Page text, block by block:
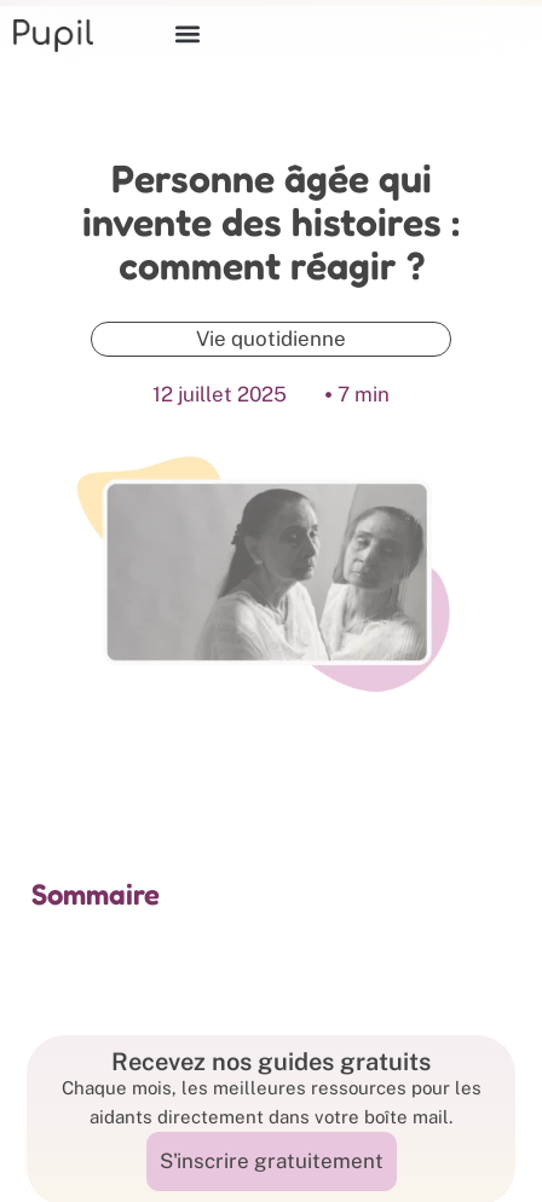
Personne âgée qui
invente des histoires :
comment réagir ?
Vie quotidienne
12 juillet 2025 7 min
Sommaire
Recevez nos guides gratuits
Chaque mois, les meilleures ressources pour les
aidants directement dans votre boîte mail.
S'inscrire gratuitement